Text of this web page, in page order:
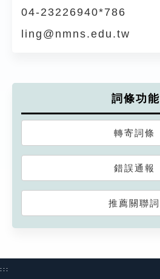
04-23226940*786
ling@nmns.edu.tw
詞條功能
轉寄詞條
錯誤通報
推薦關聯詞
:::